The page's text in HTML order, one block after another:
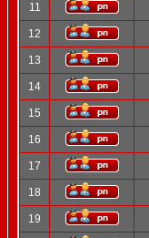
11
12
13
14
15
16
17
18
19